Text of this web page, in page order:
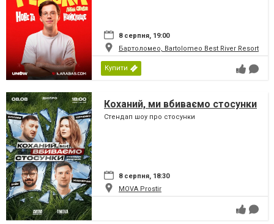
8 серпня, 19:00
Бартоломео, Bartolomeo Best River Resort
Купити
Коханий, ми вбиваємо стосунки
Стендап шоу про стосунки
8 серпня, 18:30
MOVA Рrostir